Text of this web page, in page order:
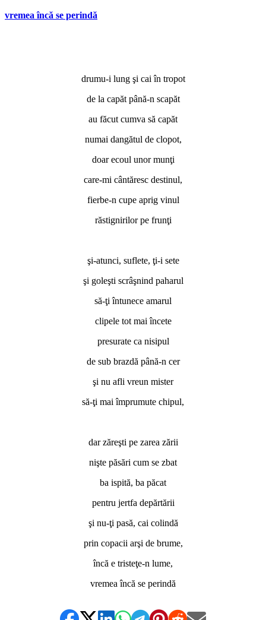
vremea încă se perindă
drumu-i lung şi cai în tropot
de la capăt până-n scapăt
au făcut cumva să capăt
numai dangătul de clopot,
doar ecoul unor munţi
care-mi cântăresc destinul,
fierbe-n cupe aprig vinul
răstignirilor pe frunţi
şi-atunci, suflete, ţi-i sete
şi goleşti scrâşnind paharul
să-ţi întunece amarul
clipele tot mai încete
presurate ca nisipul
de sub brazdă până-n cer
şi nu afli vreun mister
să-ţi mai împrumute chipul,
dar zăreşti pe zarea zării
nişte păsări cum se zbat
ba ispită, ba păcat
pentru jertfa depărtării
şi nu-ţi pasă, cai colindă
prin copacii arşi de brume,
încă e tristeţe-n lume,
vremea încă se perindă